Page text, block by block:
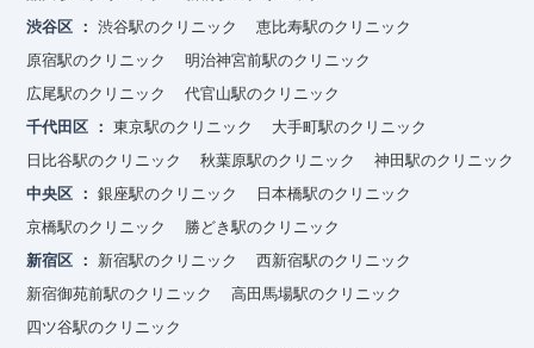
渋谷区
渋谷駅のクリニック
恵比寿駅のクリニック
原宿駅のクリニック
明治神宮前駅のクリニック
広尾駅のクリニック
代官山駅のクリニック
千代田区
東京駅のクリニック
大手町駅のクリニック
日比谷駅のクリニック
秋葉原駅のクリニック
神田駅のクリニック
中央区
銀座駅のクリニック
日本橋駅のクリニック
京橋駅のクリニック
勝どき駅のクリニック
新宿区
新宿駅のクリニック
西新宿駅のクリニック
新宿御苑前駅のクリニック
高田馬場駅のクリニック
四ツ谷駅のクリニック